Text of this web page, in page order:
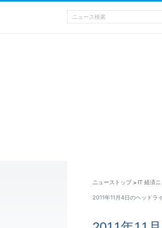
ニューストップ > IT 経済ニ
2011年11月4日のヘッドラ